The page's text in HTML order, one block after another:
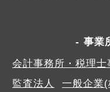
事業
会計事務所・税理士
監査法人
一般企業